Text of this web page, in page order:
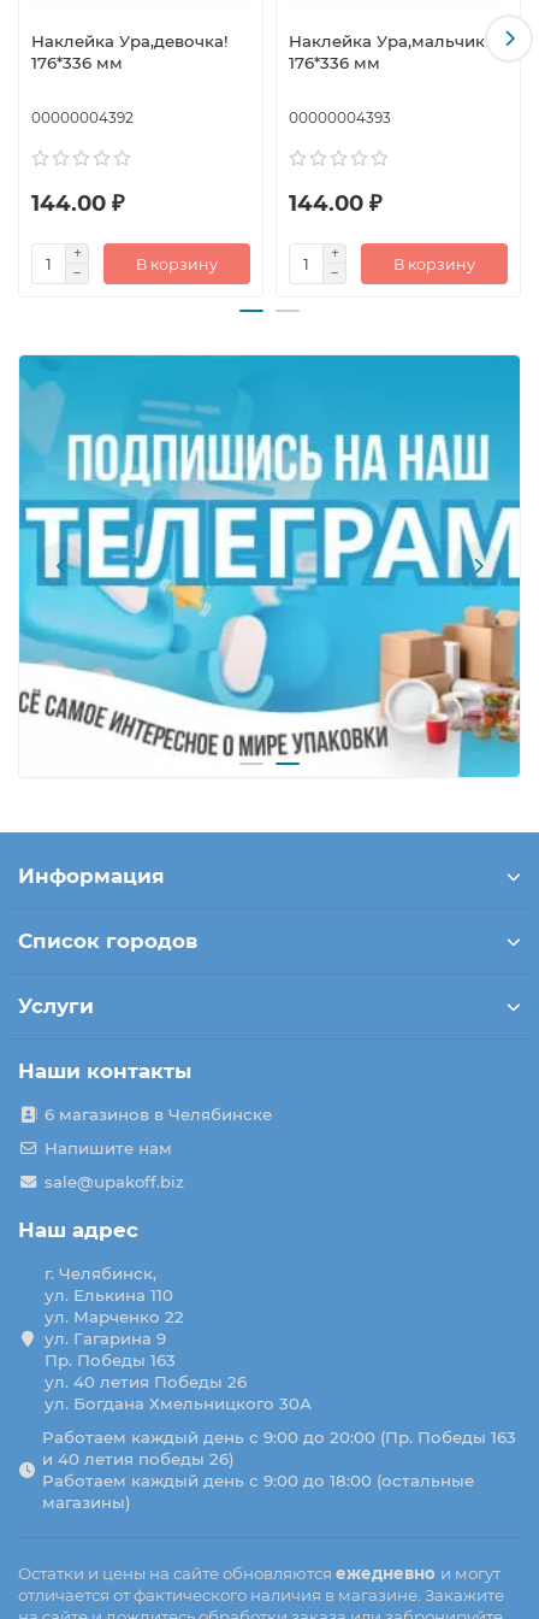
Наклейка Ура,девочка!
176*336 мм
00000004392
144.00 ₽
В корзину
Наклейка Ура,мальчик!
176*336 мм
00000004393
144.00 ₽
В корзину
Информация
Список городов
Услуги
Наши контакты
6 магазинов в Челябинске
Напишите нам
sale@upakoff.biz
Наш адрес
г. Челябинск,
ул. Елькина 110
ул. Марченко 22
ул. Гагарина 9
Пр. Победы 163
ул. 40 летия Победы 26
ул. Богдана Хмельницкого 30А
Работаем каждый день с 9:00 до 20:00 (Пр. Победы 163
и 40 летия победы 26)
Работаем каждый день с 9:00 до 18:00 (остальные
магазины)
Остатки и цены на сайте обновляются ежедневно и могут
отличается от фактического наличия в магазине. Закажите